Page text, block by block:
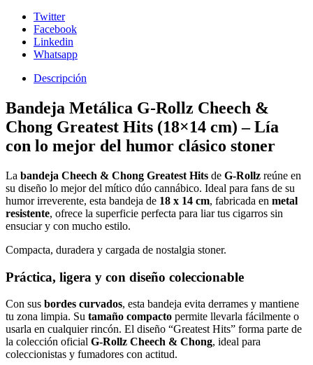
Twitter
Facebook
Linkedin
Whatsapp
Descripción
Bandeja Metálica G-Rollz Cheech &
Chong Greatest Hits (18×14 cm) – Lía
con lo mejor del humor clásico stoner
La bandeja Cheech & Chong Greatest Hits de G-Rollz reúne en
su diseño lo mejor del mítico dúo cannábico. Ideal para fans de su
humor irreverente, esta bandeja de 18 x 14 cm, fabricada en metal
resistente, ofrece la superficie perfecta para liar tus cigarros sin
ensuciar y con mucho estilo.
Compacta, duradera y cargada de nostalgia stoner.
Práctica, ligera y con diseño coleccionable
Con sus bordes curvados, esta bandeja evita derrames y mantiene
tu zona limpia. Su tamaño compacto permite llevarla fácilmente o
usarla en cualquier rincón. El diseño “Greatest Hits” forma parte de
la colección oficial G-Rollz Cheech & Chong, ideal para
coleccionistas y fumadores con actitud.